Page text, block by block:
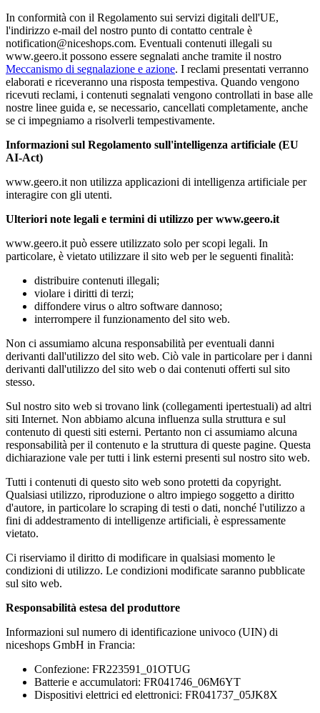
In conformità con il Regolamento sui servizi digitali dell'UE,
l'indirizzo e-mail del nostro punto di contatto centrale è
notification@niceshops.com. Eventuali contenuti illegali su
www.geero.it possono essere segnalati anche tramite il nostro
Meccanismo di segnalazione e azione. I reclami presentati verranno
elaborati e riceveranno una risposta tempestiva. Quando vengono
ricevuti reclami, i contenuti segnalati vengono controllati in base alle
nostre linee guida e, se necessario, cancellati completamente, anche
se ci impegniamo a risolverli tempestivamente.
Informazioni sul Regolamento sull'intelligenza artificiale (EU
AI-Act)
www.geero.it non utilizza applicazioni di intelligenza artificiale per
interagire con gli utenti.
Ulteriori note legali e termini di utilizzo per www.geero.it
www.geero.it può essere utilizzato solo per scopi legali. In
particolare, è vietato utilizzare il sito web per le seguenti finalità:
distribuire contenuti illegali;
violare i diritti di terzi;
diffondere virus o altro software dannoso;
interrompere il funzionamento del sito web.
Non ci assumiamo alcuna responsabilità per eventuali danni
derivanti dall'utilizzo del sito web. Ciò vale in particolare per i danni
derivanti dall'utilizzo del sito web o dai contenuti offerti sul sito
stesso.
Sul nostro sito web si trovano link (collegamenti ipertestuali) ad altri
siti Internet. Non abbiamo alcuna influenza sulla struttura e sul
contenuto di questi siti esterni. Pertanto non ci assumiamo alcuna
responsabilità per il contenuto e la struttura di queste pagine. Questa
dichiarazione vale per tutti i link esterni presenti sul nostro sito web.
Tutti i contenuti di questo sito web sono protetti da copyright.
Qualsiasi utilizzo, riproduzione o altro impiego soggetto a diritto
d'autore, in particolare lo scraping di testi o dati, nonché l'utilizzo a
fini di addestramento di intelligenze artificiali, è espressamente
vietato.
Ci riserviamo il diritto di modificare in qualsiasi momento le
condizioni di utilizzo. Le condizioni modificate saranno pubblicate
sul sito web.
Responsabilità estesa del produttore
Informazioni sul numero di identificazione univoco (UIN) di
niceshops GmbH in Francia:
Confezione: FR223591_01OTUG
Batterie e accumulatori: FR041746_06M6YT
Dispositivi elettrici ed elettronici: FR041737_05JK8X